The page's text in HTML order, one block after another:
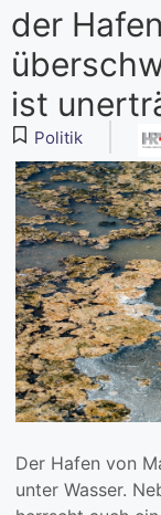
der
ist
Politik
Der Hafen von
unter Wasser.